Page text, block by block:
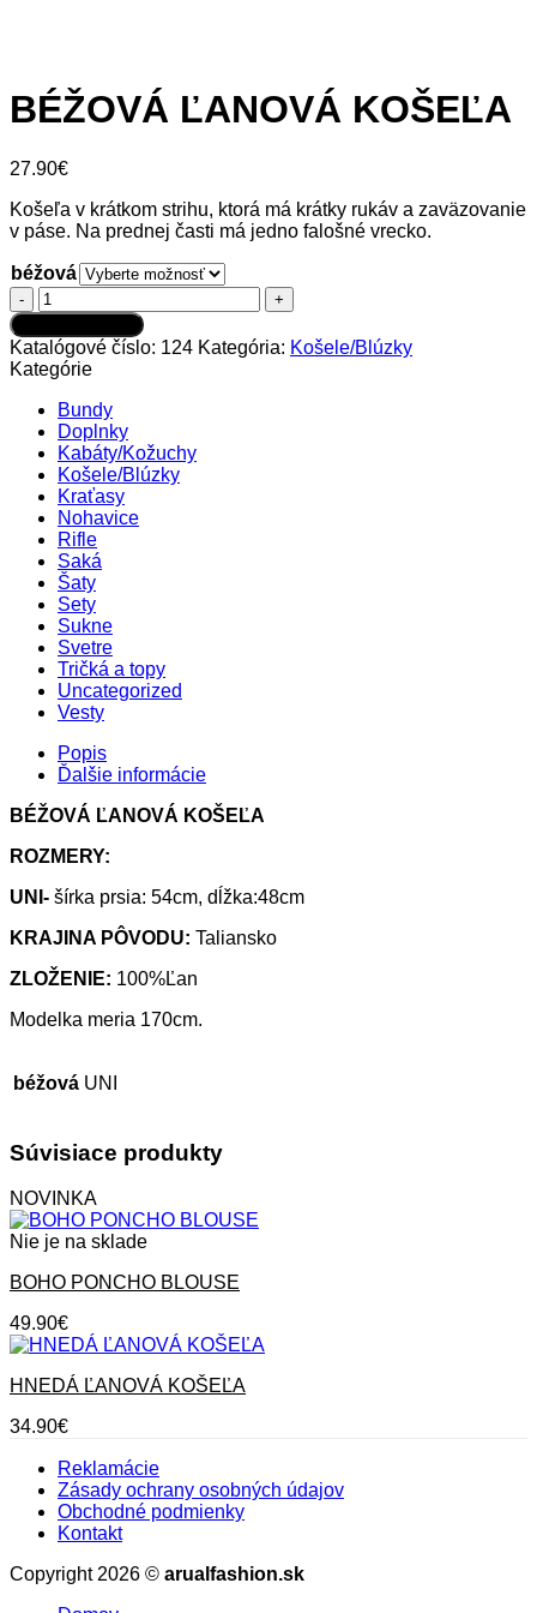
BÉŽOVÁ ĽANOVÁ KOŠEĽA
27.90€
Košeľa v krátkom strihu, ktorá má krátky rukáv a zaväzovanie
v páse. Na prednej časti má jedno falošné vrecko.
béžová
množstvo
BÉŽOVÁ
ĽANOVÁ
KOŠEĽA
Katalógové číslo: 124 Kategória: Košele/Blúzky
Kategórie
Bundy
Doplnky
Kabáty/Kožuchy
Košele/Blúzky
Kraťasy
Nohavice
Rifle
Saká
Šaty
Sety
Sukne
Svetre
Tričká a topy
Uncategorized
Vesty
Popis
Ďalšie informácie
BÉŽOVÁ ĽANOVÁ KOŠEĽA
ROZMERY:
UNI- šírka prsia: 54cm, dĺžka:48cm
KRAJINA PÔVODU: Taliansko
ZLOŽENIE: 100%Ľan
Modelka meria 170cm.
béžová UNI
Súvisiace produkty
NOVINKA
Nie je na sklade
BOHO PONCHO BLOUSE
49.90€
HNEDÁ ĽANOVÁ KOŠEĽA
34.90€
Reklamácie
Zásady ochrany osobných údajov
Obchodné podmienky
Kontakt
Copyright 2026 © arualfashion.sk